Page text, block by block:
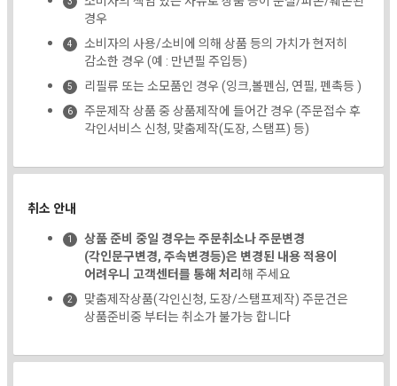
경우
소비자의 사용/소비에 의해 상품 등의 가치가 현저히
감소한 경우 (예 : 만년필 주입등)
리필류 또는 소모품인 경우 (잉크,볼펜심, 연필, 펜촉등 )
주문제작 상품 중 상품제작에 들어간 경우 (주문접수 후
각인서비스 신청, 맞춤제작(도장, 스탬프) 등)
취소 안내
상품 준비 중일 경우는 주문취소나 주문변경
(각인문구변경, 주속변경등)은 변경된 내용 적용이
어려우니 고객센터를 통해 처리해 주세요
맞춤제작상품(각인신청, 도장/스탬프제작) 주문건은
상품준비중 부터는 취소가 불가능 합니다